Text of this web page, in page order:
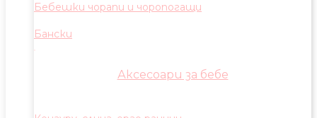
Бебешки чорапи и чоропогащи
Бански
Аксесоари за бебе